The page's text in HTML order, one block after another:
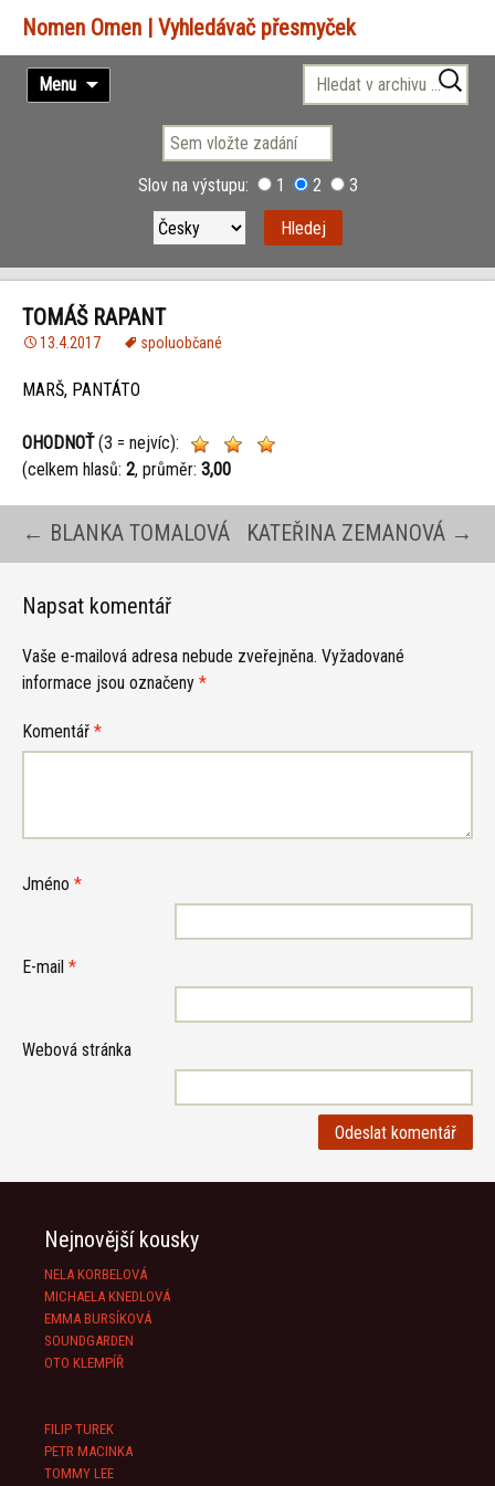
Vyhledávač přesmyček
Menu
Přejít
k
Vyhledávání
Slov na výstupu: 1 2 3
TOMÁŠ RAPANT
13.4.2017 spoluobčané
MARŠ, PANTÁTO
OHODNOŤ(3 = nejvíc):
(celkem hlasů: 2, průměr: 3,00
Navigace
pro
příspěvky
← BLANKA TOMALOVÁ KATEŘINA ZEMANOVÁ →
Napsat komentář
Vaše e-mailová adresa nebude zveřejněna. Vyžadované
informace jsou označeny *
Komentář *
Jméno *
E-mail *
Webová stránka
Nejnovější kousky
NELA KORBELOVÁ
MICHAELA KNEDLOVÁ
EMMA BURSÍKOVÁ
SOUNDGARDEN
OTO KLEMPÍŘ
FILIP TUREK
PETR MACINKA
TOMMY LEE